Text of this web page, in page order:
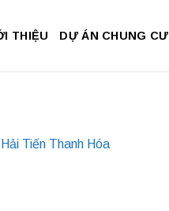
THIỆU DỰ ÁN CHUNG CƯ
Tiến Thanh Hóa